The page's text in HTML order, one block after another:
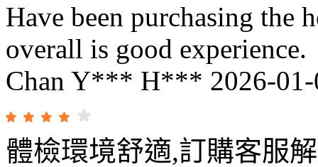
Have been purchasing the
overall is good experience.
Chan Y*** H*** 2026-
體檢環境舒適,​訂購客服